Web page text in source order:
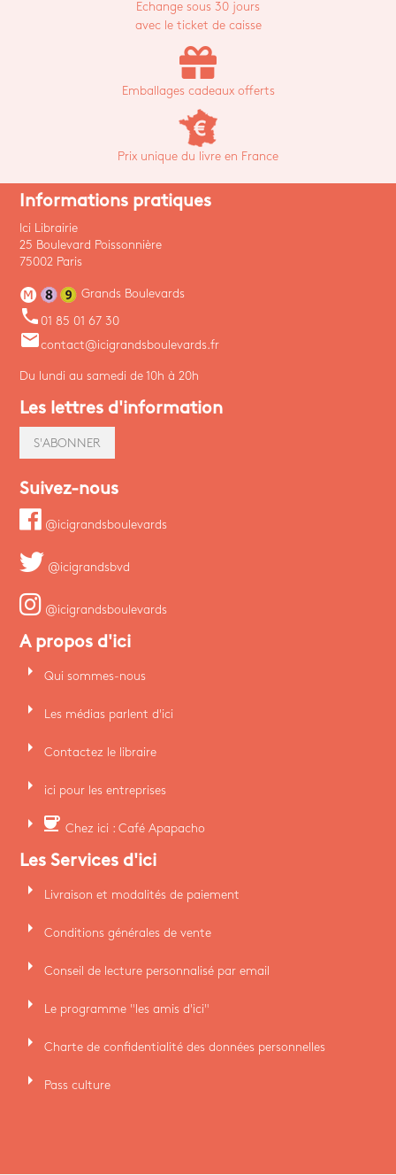
Echange sous 30 jours
avec le ticket de caisse
Emballages cadeaux offerts
Prix unique du livre en France
Informations pratiques
Ici Librairie
25 Boulevard Poissonnière
75002 Paris
Grands Boulevards
phone 01 85 01 67 30
emailcontact@icigrandsboulevards.fr
Du lundi au samedi de 10h à 20h
Les lettres d'information
S'ABONNER
Suivez-nous
@icigrandsboulevards
@icigrandsbvd
@icigrandsboulevards
A propos d'ici
arrow_right Qui sommes-nous
arrow_right Les médias parlent d'ici
arrow_right Contactez le libraire
arrow_right ici pour les entreprises
arrow_right coffee Chez ici : Café Apapacho
Les Services d'ici
arrow_right Livraison et modalités de paiement
arrow_right Conditions générales de vente
arrow_right Conseil de lecture personnalisé par email
arrow_right Le programme "les amis d'ici"
arrow_right Charte de confidentialité des données personnelles
arrow_right Pass culture